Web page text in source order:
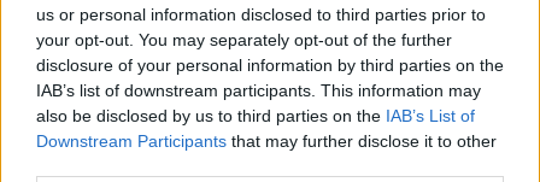
us or personal information disclosed to third parties prior to
your opt-out. You may separately opt-out of the further
disclosure of your personal information by third parties on the
IAB’s list of downstream participants. This information may
also be disclosed by us to third parties on the IAB’s List of
Downstream Participants that may further disclose it to other